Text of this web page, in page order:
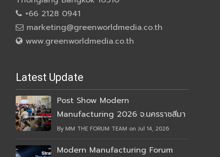
+66 2128 0941
marketing@greenworldmedia.co.th
www.greenworldmedia.co.th
Latest Update
Post Show Modern
Manufacturing 2026 จ.นครราชสีมา
By MM THE FORUM TEAM on Jul 14, 2026
Modern Manufacturing Forum